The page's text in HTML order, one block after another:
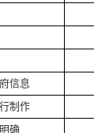
信息
制作
确